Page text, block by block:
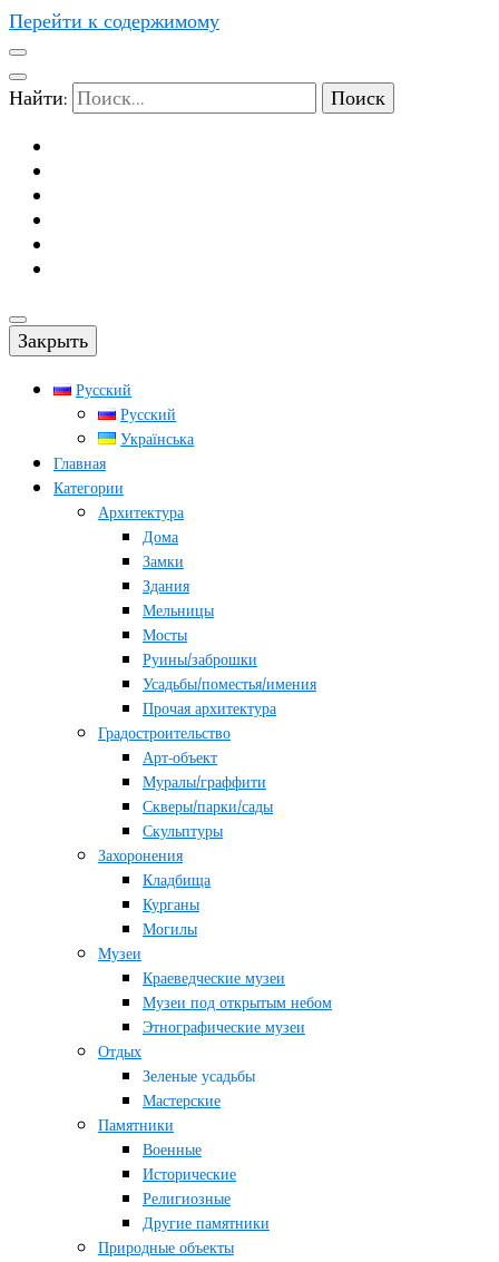
Перейти к содержимому
Найти:
Закрыть
Русский
Русский
Українська
Главная
Категории
Архитектура
Дома
Замки
Здания
Мельницы
Мосты
Руины/заброшки
Усадьбы/поместья/имения
Прочая архитектура
Градостроительство
Арт-объект
Муралы/граффити
Скверы/парки/сады
Скульптуры
Захоронения
Кладбища
Курганы
Могилы
Музеи
Краеведческие музеи
Музеи под открытым небом
Этнографические музеи
Отдых
Зеленые усадьбы
Мастерские
Памятники
Военные
Исторические
Религиозные
Другие памятники
Природные объекты